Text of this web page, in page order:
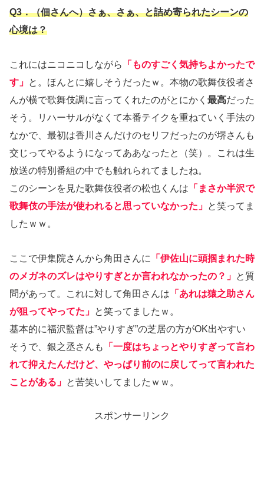
Q3．（佃さんへ）さぁ、さぁ、と詰め寄られたシーンの
心境は？
これにはニコニコしながら
「ものすごく気持ちよかったで
す」 と。ほんとに嬉しそうだったｗ。本物の歌舞伎役者さ
んが横で歌舞伎調に言ってくれたのがとにかく 最高だった
そう。リハーサルがなくて本番テイクを重ねていく手法の
なかで、最初は香川さんだけのセリフだったのが堺さんも
交じってやるようになってああなったと（笑）。これは生
放送の特別番組の中でも触れられてましたね。
このシーンを見た歌舞伎役者の松也くんは 「まさか半沢で
歌舞伎の手法が使われると思っていなかった」 と笑ってま
したｗｗ。
ここで伊集院さんから角田さんに
「伊佐山に頭掴まれた時
のメガネのズレはやりすぎとか言われなかったの？」 と質
問があって。これに対して角田さんは 「あれは猿之助さん
が狙ってやってた」 と笑ってましたｗ。
基本的に福沢監督は”やりすぎ”の芝居の方がOK出やすい
そうで、銀之丞さんも
「一度はちょっとやりすぎって言わ
れて抑えたんだけど、やっぱり前のに戻してって言われた
ことがある」 と苦笑いしてましたｗｗ。
スポンサーリンク